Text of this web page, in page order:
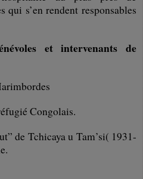
s’en rendent responsables
et intervenants de
Congolais.
de Tchicaya u Tam’si( 1931-